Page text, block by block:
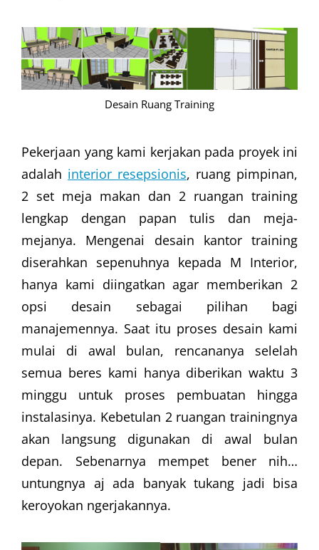
Desain Ruang Training
Pekerjaan yang kami kerjakan pada proyek ini
adalah interior resepsionis, ruang pimpinan,
2 set meja makan dan 2 ruangan training
lengkap dengan papan tulis dan meja-
mejanya. Mengenai desain kantor training
diserahkan sepenuhnya kepada M Interior,
hanya kami diingatkan agar memberikan 2
opsi desain sebagai pilihan bagi
manajemennya. Saat itu proses desain kami
mulai di awal bulan, rencananya selelah
semua beres kami hanya diberikan waktu 3
minggu untuk proses pembuatan hingga
instalasinya. Kebetulan 2 ruangan trainingnya
akan langsung digunakan di awal bulan
depan. Sebenarnya mempet bener nih…
untungnya aj ada banyak tukang jadi bisa
keroyokan ngerjakannya.